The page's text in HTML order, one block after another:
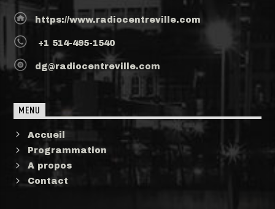
https://www.radiocentreville.com
+1 514-495-1540
dg@radiocentreville.com
MENU
Accueil
Programmation
A propos
Contact